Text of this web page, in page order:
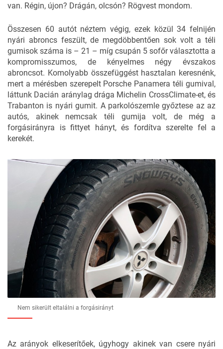
van. Régin, újon? Drágán, olcsón? Rögvest mondom.
Összesen 60 autót néztem végig, ezek közül 34 felnijén
nyári abroncs feszült, de megdöbbentően sok volt a téli
gumisok száma is – 21 – míg csupán 5 sofőr választotta a
kompromisszumos, de kényelmes négy évszakos
abroncsot. Komolyabb összefüggést hasztalan keresnénk,
mert a mérésben szerepelt Porsche Panamera téli gumival,
láttunk Dacián aránylag drága Michelin CrossClimate-et, és
Trabanton is nyári gumit. A parkolószemle győztese az az
autós, akinek nemcsak téli gumija volt, de még a
forgásirányra is fittyet hányt, és fordítva szerelte fel a
kerekét.
Nem sikerült eltalálni a forgásirányt
Az arányok elkeserítőek, úgyhogy akinek van csere nyári